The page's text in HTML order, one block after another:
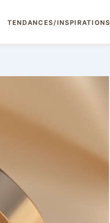
TENDANCES/INSPIRATIONS